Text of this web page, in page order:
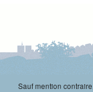
Sauf mention